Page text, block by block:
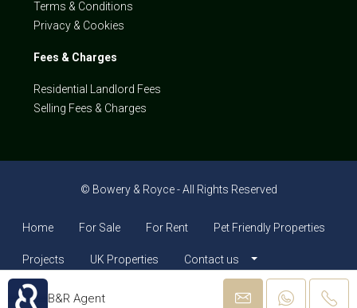
B&R Agent
Terms & Conditions
Privacy & Cookies
Fees & Charges
Residential Landlord Fees
Selling Fees & Charges
© Bowery & Royce - All Rights Reserved
Home For Sale For Rent Pet Friendly Properties
Projects UK Properties Contact us